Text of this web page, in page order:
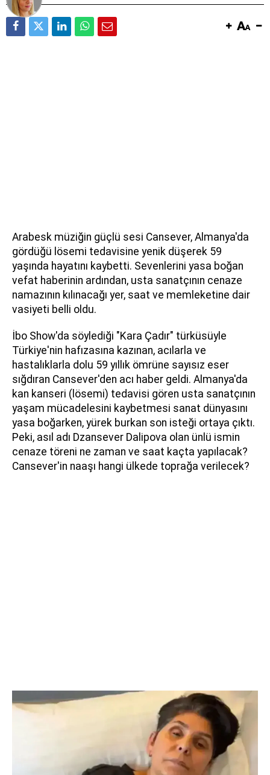
Arabesk müziğin güçlü sesi Cansever, Almanya'da
gördüğü lösemi tedavisine yenik düşerek 59
yaşında hayatını kaybetti. Sevenlerini yasa boğan
vefat haberinin ardından, usta sanatçının cenaze
namazının kılınacağı yer, saat ve memleketine dair
vasiyeti belli oldu.
İbo Show'da söylediği "Kara Çadır" türküsüyle
Türkiye'nin hafızasına kazınan, acılarla ve
hastalıklarla dolu 59 yıllık ömrüne sayısız eser
sığdıran Cansever'den acı haber geldi. Almanya'da
kan kanseri (lösemi) tedavisi gören usta sanatçının
yaşam mücadelesini kaybetmesi sanat dünyasını
yasa boğarken, yürek burkan son isteği ortaya çıktı.
Peki, asıl adı Dzansever Dalipova olan ünlü ismin
cenaze töreni ne zaman ve saat kaçta yapılacak?
Cansever'in naaşı hangi ülkede toprağa verilecek?